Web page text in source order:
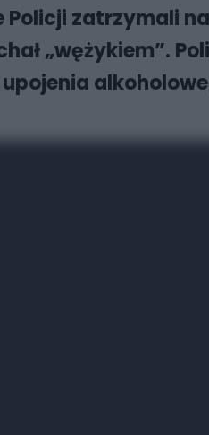
zatrzymali
„wężykiem”.